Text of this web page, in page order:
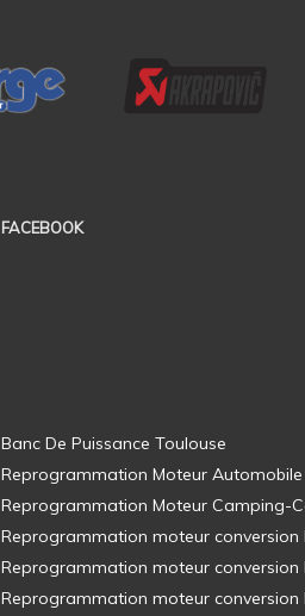
FACEBOOK
Banc De Puissance Toulouse
Reprogrammation Moteur Automobile
Reprogrammation Moteur Camping-
Reprogrammation moteur conversion
Reprogrammation moteur conversion
Reprogrammation moteur conversion